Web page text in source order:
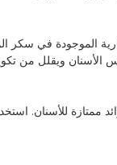
الموجودة في سكر
ويقلل من
للأسنان.